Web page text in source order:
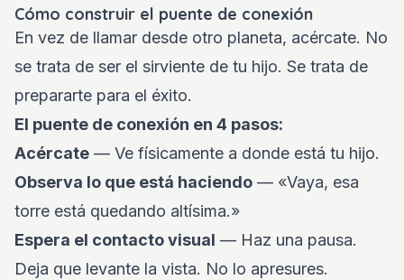
Cómo construir el puente de conexión
En vez de llamar desde otro planeta, acércate. No
se trata de ser el sirviente de tu hijo. Se trata de
prepararte para el éxito.
El puente de conexión en 4 pasos:
Acércate — Ve físicamente a donde está tu hijo.
Observa lo que está haciendo — «Vaya, esa
torre está quedando altísima.»
Espera el contacto visual — Haz una pausa.
Deja que levante la vista. No lo apresures.